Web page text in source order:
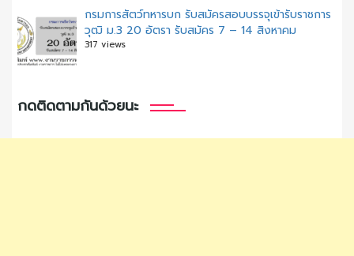
กรมการสัตว์ทหารบก รับสมัครสอบบรรจุเข้ารับราชการ
วุฒิ ม.3 20 อัตรา รับสมัคร 7 – 14 สิงหาคม
317 views
กดติดตามกันด้วยนะ